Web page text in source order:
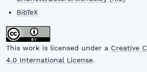
BibTeX
This work is licensed under a Creative
4.0 International License.